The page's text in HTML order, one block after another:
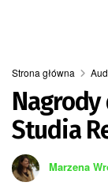
Strona główna
Studia
Marzena